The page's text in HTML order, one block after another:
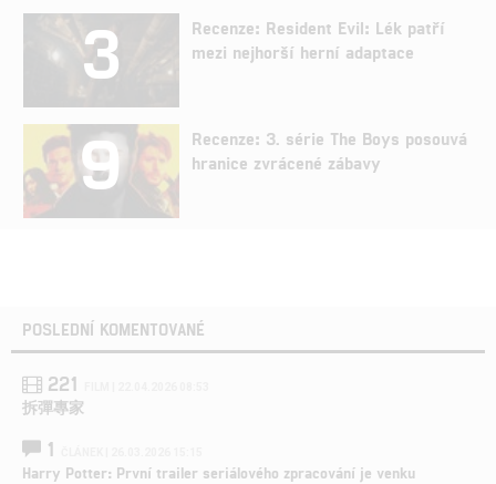
3
Recenze: Resident Evil: Lék patří
mezi nejhorší herní adaptace
9
Recenze: 3. série The Boys posouvá
hranice zvrácené zábavy
POSLEDNÍ KOMENTOVANÉ
221
拆彈專家
1
Harry Potter: První trailer seriálového zpracování je venku